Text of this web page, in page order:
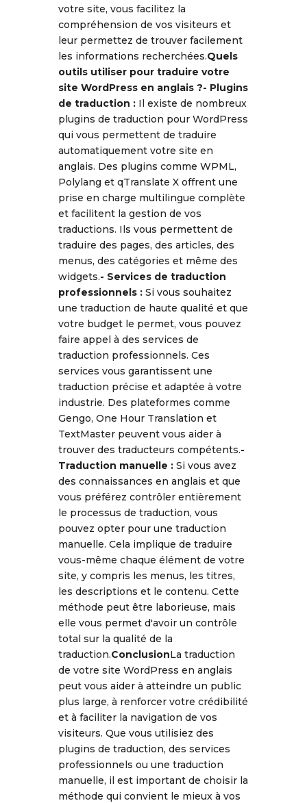
votre site, vous facilitez la
compréhension de vos visiteurs et
leur permettez de trouver facilement
les informations recherchées.Quels
outils utiliser pour traduire votre
site WordPress en anglais ?- Plugins
de traduction : Il existe de nombreux
plugins de traduction pour WordPress
qui vous permettent de traduire
automatiquement votre site en
anglais. Des plugins comme WPML,
Polylang et qTranslate X offrent une
prise en charge multilingue complète
et facilitent la gestion de vos
traductions. Ils vous permettent de
traduire des pages, des articles, des
menus, des catégories et même des
widgets.- Services de traduction
professionnels: Si vous souhaitez
une traduction de haute qualité et que
votre budget le permet, vous pouvez
faire appel à des services de
traduction professionnels. Ces
services vous garantissent une
traduction précise et adaptée à votre
industrie. Des plateformes comme
Gengo, One Hour Translation et
TextMaster peuvent vous aider à
trouver des traducteurs compétents.-
Traduction manuelle : Si vous avez
des connaissances en anglais et que
vous préférez contrôler entièrement
le processus de traduction, vous
pouvez opter pour une traduction
manuelle. Cela implique de traduire
vous-même chaque élément de votre
site, y compris les menus, les titres,
les descriptions et le contenu. Cette
méthode peut être laborieuse, mais
elle vous permet d'avoir un contrôle
total sur la qualité de la
traduction.ConclusionLa traduction
de votre site WordPress en anglais
peut vous aider à atteindre un public
plus large, à renforcer votre crédibilité
et à faciliter la navigation de vos
visiteurs. Que vous utilisiez des
plugins de traduction, des services
professionnels ou une traduction
manuelle, il est important de choisir la
méthode qui convient le mieux à vos